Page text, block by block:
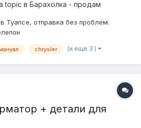
topic в Барахолка - продам
Туапсе, отправка без проблем.
chrysler (и ещё 3 )
+ детали для